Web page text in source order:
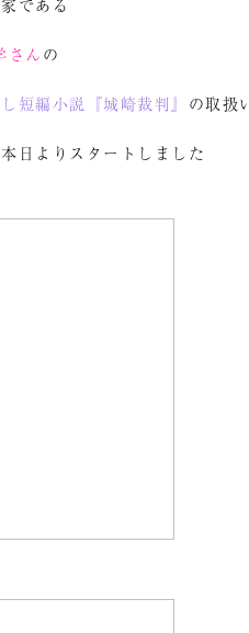
である
さん の
短編小説『城崎裁判』 の取扱
日よりスタートしました